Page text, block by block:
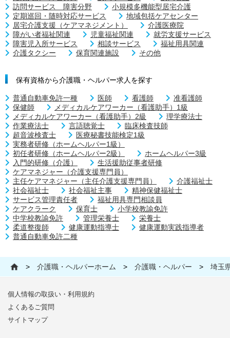
訪問サービス 障害分野
小規模多機能型居宅介護
定期巡回・随時対応サービス
地域包括ケアセンター
居宅介護支援（ケアマネジメント）
介護医療院
障がい者福祉関連
児童福祉関連
就労支援サービス
障害児入所サービス
相談サービス
福祉用具関連
介護タクシー
保育関連施設 その他
保有資格から介護職・ヘルパー求人を探す
普通自動車免許一種 医師 看護師
准看護師
保健師
メディカルケアワーカー（看護助手）1級
メディカルケアワーカー（看護助手）2級
理学療法士
作業療法士
言語聴覚士
臨床検査技師
超音波検査士
医療秘書技能検定1級
実務者研修（ホームヘルパー1級）
初任者研修（ホームヘルパー2級）
ホームヘルパー3級
入門的研修（介護）
生活援助従事者研修
ケアマネジャー（介護支援専門員）
主任ケアマネジャー（主任介護支援専門員）
介護福祉士
社会福祉士
社会福祉主事
精神保健福祉士
サービス管理責任者
福祉用具専門相談員
ケアクラーク
保育士
小学校教諭免許
中学校教諭免許
管理栄養士
栄養士
柔道整復師
健康運動指導士
健康運動実践指導者
普通自動車免許二種
> 介護職・ヘルパーホーム > 介護職・ヘルパー > 埼玉
個人情報の取扱い・利用規約
よくあるご質問
サイトマップ